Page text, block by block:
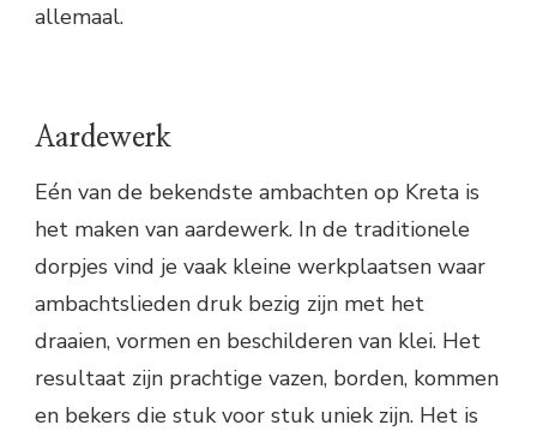
allemaal.
Aardewerk
Eén van de bekendste ambachten op Kreta is
het maken van aardewerk. In de traditionele
dorpjes vind je vaak kleine werkplaatsen waar
ambachtslieden druk bezig zijn met het
draaien, vormen en beschilderen van klei. Het
resultaat zijn prachtige vazen, borden, kommen
en bekers die stuk voor stuk uniek zijn. Het is